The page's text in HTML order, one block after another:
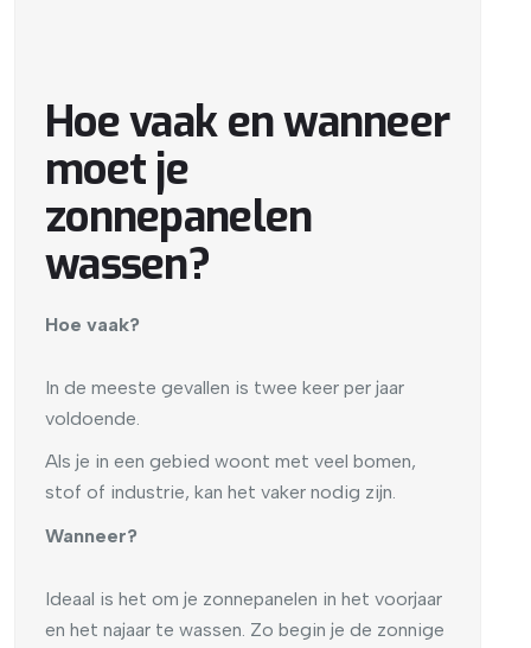
Hoe vaak en wanneer
moet je
zonnepanelen
wassen?
Hoe vaak?
In de meeste gevallen is twee keer per jaar
voldoende.
Als je in een gebied woont met veel bomen,
stof of industrie, kan het vaker nodig zijn.
Wanneer?
Ideaal is het om je zonnepanelen in het voorjaar
en het najaar te wassen. Zo begin je de zonnige